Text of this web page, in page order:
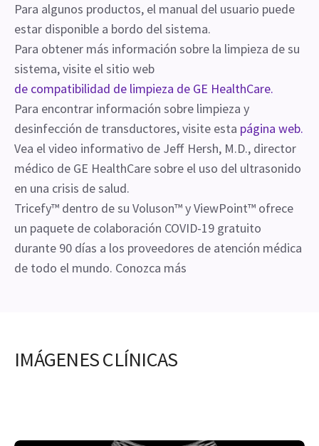
Para algunos productos, el manual del usuario puede
estar disponible a bordo del sistema.
Para obtener más información sobre la limpieza de su
sistema, visite el sitio web
de compatibilidad de limpieza de GE HealthCare.
Para encontrar información sobre limpieza y
desinfección de transductores, visite esta página web.
Vea el video informativo de Jeff Hersh, M.D., director
médico de GE HealthCare sobre el uso del ultrasonido
en una crisis de salud.
Tricefy™ dentro de su Voluson™ y ViewPoint™ ofrece
un paquete de colaboración COVID-19 gratuito
durante 90 días a los proveedores de atención médica
de todo el mundo. Conozca más
IMÁGENES CLÍNICAS